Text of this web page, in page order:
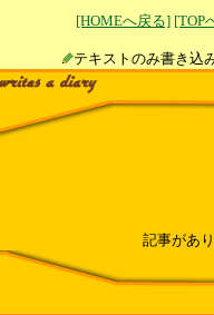
[HOMEへ戻る] [TOP
テキストのみ書
記事があ